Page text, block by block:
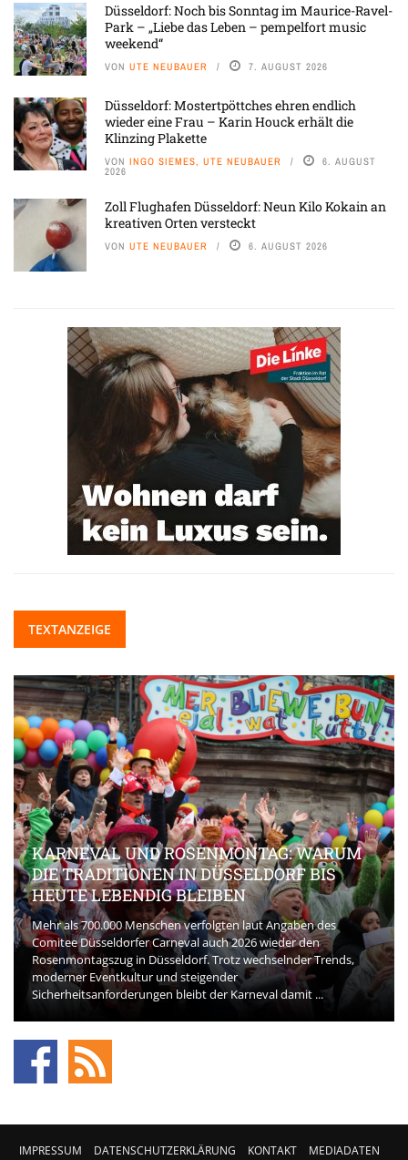
Düsseldorf: Noch bis Sonntag im Maurice-Ravel-
Park – „Liebe das Leben – pempelfort music
weekend“
VON UTE NEUBAUER 7. AUGUST 2026
Düsseldorf: Mostertpöttches ehren endlich
wieder eine Frau – Karin Houck erhält die
Klinzing Plakette
VON INGO SIEMES, UTE NEUBAUER 6. AUGUST
2026
Zoll Flughafen Düsseldorf: Neun Kilo Kokain an
kreativen Orten versteckt
VON UTE NEUBAUER 6. AUGUST 2026
TEXTANZEIGE
KARNEVAL UND ROSENMONTAG: WARUM
DIE TRADITIONEN IN DÜSSELDORF BIS
HEUTE LEBENDIG BLEIBEN
Mehr als 700.000 Menschen verfolgten laut Angaben des
Comitee Düsseldorfer Carneval auch 2026 wieder den
Rosenmontagszug in Düsseldorf. Trotz wechselnder Trends,
moderner Eventkultur und steigender
Sicherheitsanforderungen bleibt der Karneval damit ...
IMPRESSUM DATENSCHUTZERKLÄRUNG KONTAKT MEDIADATEN